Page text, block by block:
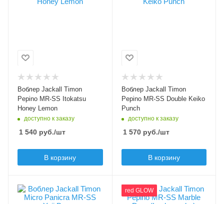
Lemon
минноу
56
Вес приманки, гр
2.6
Плавучесть
slow sinking (SS)
Заглубление min, м
1.5
Воблер Jackall Timon
Pepino MR-SS Itokatsu
Honey Lemon
доступно к заказу
1 540 руб./шт
В корзину
Длина приманки, мм
Вес приманки, гр
2.6
Плавучесть
slow sinking (SS)
Заглубление min, м
Заглубление max, м
Воблер Jackall Timon
Pepino MR-SS Double Keiko
Punch
доступно к заказу
1 570руб./шт
В корзину
Цвет приманки
Yaji Bones
red GLOW
Цвет приманки
Marble Drop (Lunker